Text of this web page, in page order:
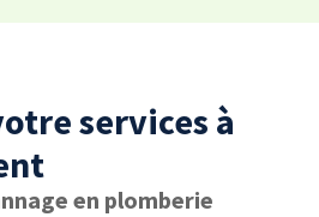
services à
en plomberie